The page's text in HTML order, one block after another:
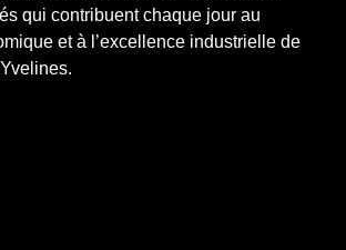
qui contribuent chaque jour au
et à l’excellence industrielle de